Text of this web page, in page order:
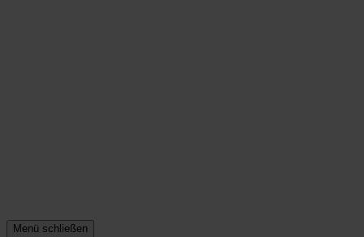
Menü schließen